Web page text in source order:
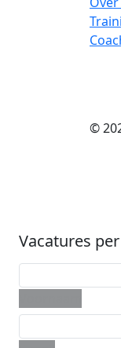
©
Vacatures